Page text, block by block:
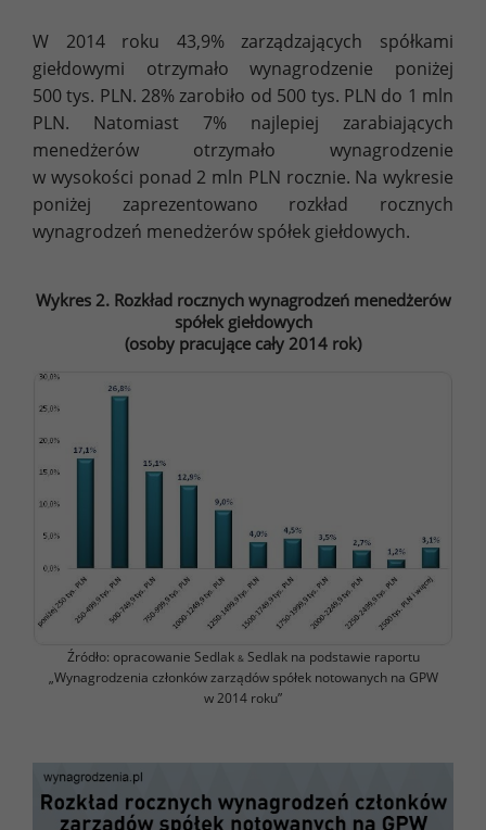
W 2014 roku 43,9% zarządzających spółkami
giełdowymi otrzymało wynagrodzenie poniżej
500 tys. PLN. 28% zarobiło od 500 tys. PLN do 1 mln
PLN. Natomiast 7% najlepiej zarabiających
menedżerów otrzymało wynagrodzenie
w wysokości ponad 2 mln PLN rocznie. Na wykresie
poniżej zaprezentowano rozkład rocznych
wynagrodzeń menedżerów spółek giełdowych.
Wykres 2. Rozkład rocznych wynagrodzeń menedżerów
spółek giełdowych
(osoby pracujące cały 2014 rok)
Źródło: opracowanie Sedlak &Sedlak na podstawie raportu
„Wynagrodzenia członków zarządów spółek notowanych na GPW
w 2014 roku”